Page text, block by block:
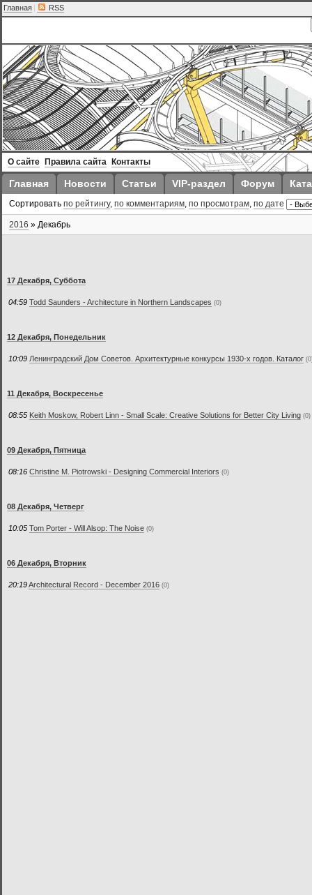
Главная | RSS
О сайте Правила сайта Контакты
Главная Новости Статьи VIP-раздел Форум
Сортировать по рейтингу, по комментариям, по просмотрам, по дате
2016 » Декабрь
17 Декабря, Суббота
04:59 Todd Saunders - Architecture in Northern Landscapes (0)
12 Декабря, Понедельник
10:09 Ленинградский Дом Советов. Архитектурные конкурсы 1930-х годов. Каталог
11 Декабря, Воскресенье
08:55 Keith Moskow, Robert Linn - Small Scale: Creative Solutions for Better City Living (0)
09 Декабря, Пятница
08:16 Christine M. Piotrowski - Designing Commercial Interiors (0)
08 Декабря, Четверг
10:05 Tom Porter - Will Alsop: The Noise (0)
06 Декабря, Вторник
20:19Architectural Record - December 2016 (0)